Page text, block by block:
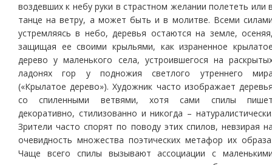
воздевших к небу руки в страстном желании полететь или
танце на ветру, а может быть и в молитве. Всеми
устремляясь в небо, деревья остаются на земле,
защищая ее своими крыльями, как израненное
дерево у маленького села, устроившегося на
ладонях гор у подножия светлого утреннего
(«Крылатое дерево»). Художник часто изображает
со спиленными ветвями, хотя сами спилы
декоративно, стилизованно и никогда –
Зрители часто спорят по поводу этих спилов, невзирая
очевидность множества поэтических метафор их
Чаще всего спилы вызывают ассоциации с